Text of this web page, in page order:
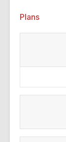
Plans